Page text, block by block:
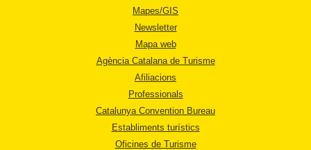
Mapes/GIS
Newsletter
Mapa web
Agència Catalana de Turisme
Afiliacions
Professionals
Catalunya Convention Bureau
Establiments turístics
Oficines de Turisme